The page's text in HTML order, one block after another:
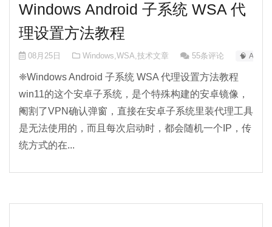
Windows Android 子系统 WSA 代
理设置方法教程
08月25日 Windows,WSA,技术文章 55条评论 🧠 AI-0
❈Windows Android 子系统 WSA 代理设置方法教程
win11的这个安卓子系统，是个特殊构建的安卓镜像，
阉割了VPN确认弹窗，直接在安卓子系统里装代理工具
是无法使用的，而且每次启动时，都会随机一个IP，传
统方式的在...